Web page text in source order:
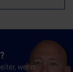
wenn